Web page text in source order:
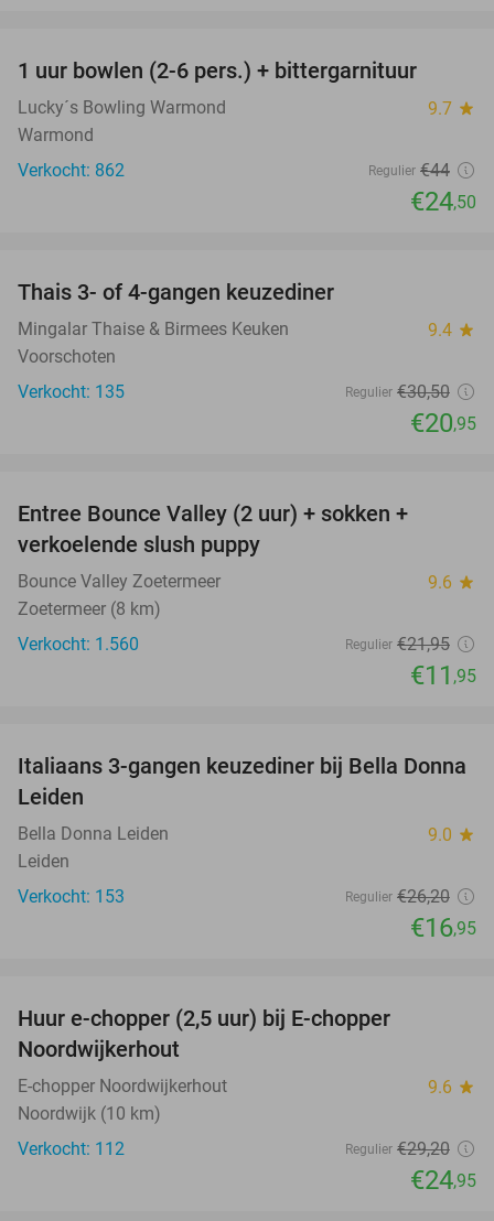
1 uur bowlen (2-6 pers.) + bittergarnituur
Lucky´s Bowling Warmond 9.7 star
Warmond
Verkocht: 862
Regulier €44
€24,50
Thais 3- of 4-gangen keuzediner
Mingalar Thaise & Birmees Keuken 9.4 star
Voorschoten
Verkocht: 135
Regulier €30,50
€20,95
Entree Bounce Valley (2 uur) + sokken +
verkoelende slush puppy
Bounce Valley Zoetermeer 9.6 star
Zoetermeer (8 km)
Verkocht: 1.560
Regulier €21,95
€11 ,95
35%
Italiaans 3-gangen keuzediner bij Bella Donna
Leiden
Bella Donna Leiden 9.0 star
Leiden
Verkocht: 153
Regulier €26,20
€16,95
Huur e-chopper (2,5 uur) bij E-chopper
Noordwijkerhout
E-chopper Noordwijkerhout 9.6 star
Noordwijk (10 km)
Verkocht: 112
Regulier €29,20
€24,95